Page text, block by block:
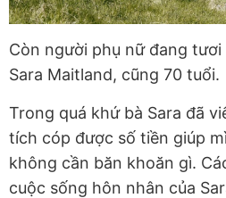
Còn người phụ nữ đang
Sara Maitland, cũng 70 tuổi.
Trong quá khứ bà Sara đã
tích cóp được số tiền giúp
không cần băn khoăn gì.
cuộc sống hôn nhân của